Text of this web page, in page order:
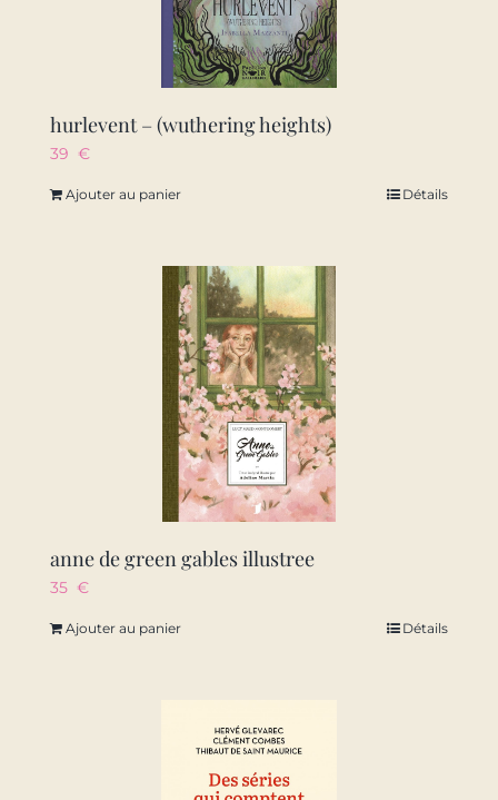
hurlevent – (wuthering heights)
39 €
Ajouter au panier Détails
anne de green gables illustree
35 €
Ajouter au panier Détails